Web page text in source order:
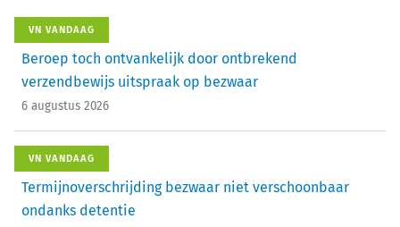
VN VANDAAG
Beroep toch ontvankelijk door ontbrekend
verzendbewijs uitspraak op bezwaar
6 augustus 2026
VN VANDAAG
Termijnoverschrijding bezwaar niet verschoonbaar
ondanks detentie